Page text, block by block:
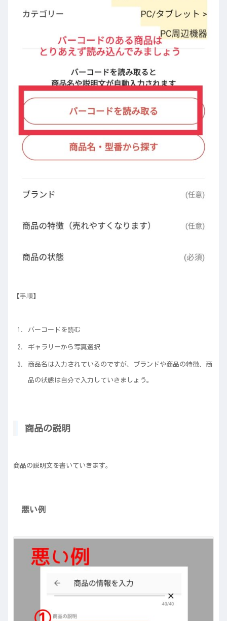
【手順】
バーコードを読む
ギャラリーから写真選択
商品名は入力されているのですが、ブランドや商品の特徴、商
品の状態は自分で入力していきましょう。
商品の説明
商品の説明文を書いていきます。
悪い例